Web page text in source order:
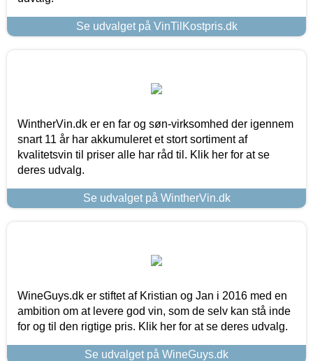
Se udvalget på VinTilKostpris.dk
WintherVin.dk er en far og søn-virksomhed der igennem
snart 11 år har akkumuleret et stort sortiment af
kvalitetsvin til priser alle har råd til. Klik her for at se
deres udvalg.
Se udvalget på WintherVin.dk
WineGuys.dk er stiftet af Kristian og Jan i 2016 med en
ambition om at levere god vin, som de selv kan stå inde
for og til den rigtige pris. Klik her for at se deres udvalg.
Se udvalget på WineGuys.dk